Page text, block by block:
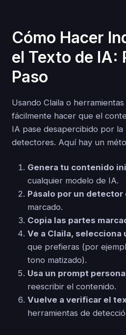
Cómo Hacer
el Texto de IA:
Paso
Usando Claila o
fácilmente hacer que el
IA pase desapercibido por la
detectores. Aquí hay un
Genera tu contenido
cualquier modelo de IA.
Pásalo por un detector
marcado.
Copia las partes
Ve a Claila, selecciona
que prefieras (por
tono matizado).
Usa un prompt
reescribir el contenido.
Vuelve a verificar el
herramientas de